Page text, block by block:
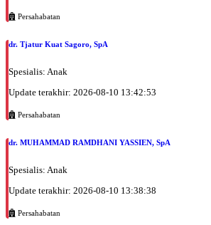
Persahabatan
dr. Tjatur Kuat Sagoro, SpA
Spesialis: Anak
Update terakhir: 2026-08-10 13:42:53
Persahabatan
dr. MUHAMMAD RAMDHANI YASSIEN, SpA
Spesialis: Anak
Update terakhir: 2026-08-10 13:38:38
Persahabatan